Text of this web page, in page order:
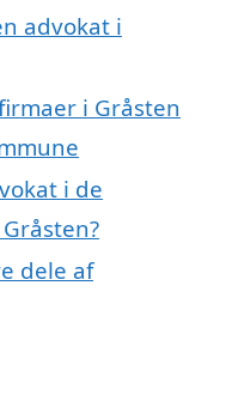
advokat i
i Gråsten
i de
dele af